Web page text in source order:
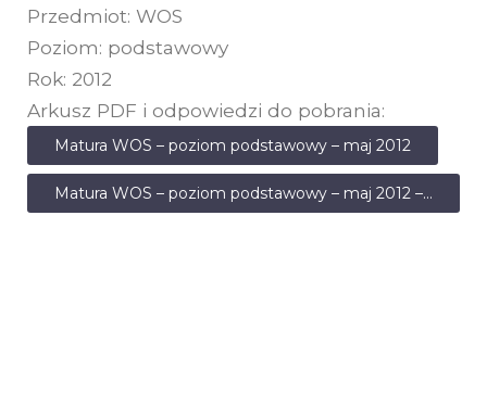
Przedmiot: WOS
Poziom: podstawowy
Rok: 2012
Arkusz PDF i odpowiedzi do pobrania:
Matura WOS – poziom podstawowy – maj 2012
Matura WOS – poziom podstawowy – maj 2012 – odpowiedzi